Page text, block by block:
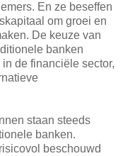
En ze beseffen
om groei en
De keuze van
banken
de financiële sector,
staan steeds
banken.
beschouwd